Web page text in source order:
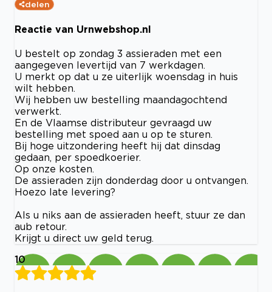
delen
Reactie van Urnwebshop.nl
U bestelt op zondag 3 assieraden met een
aangegeven levertijd van 7 werkdagen.
U merkt op dat u ze uiterlijk woensdag in huis
wilt hebben.
Wij hebben uw bestelling maandagochtend
verwerkt.
En de Vlaamse distributeur gevraagd uw
bestelling met spoed aan u op te sturen.
Bij hoge uitzondering heeft hij dat dinsdag
gedaan, per spoedkoerier.
Op onze kosten.
De assieraden zijn donderdag door u ontvangen.
Hoezo late levering?
Als u niks aan de assieraden heeft, stuur ze dan
aub retour.
Krijgt u direct uw geld terug.
10